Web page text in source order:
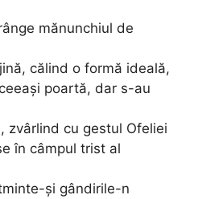
mănunchiul de
călind o formă ideală,
poartă, dar s-au
zvârlind cu gestul Ofeliei
în câmpul trist al
și gândirile-n